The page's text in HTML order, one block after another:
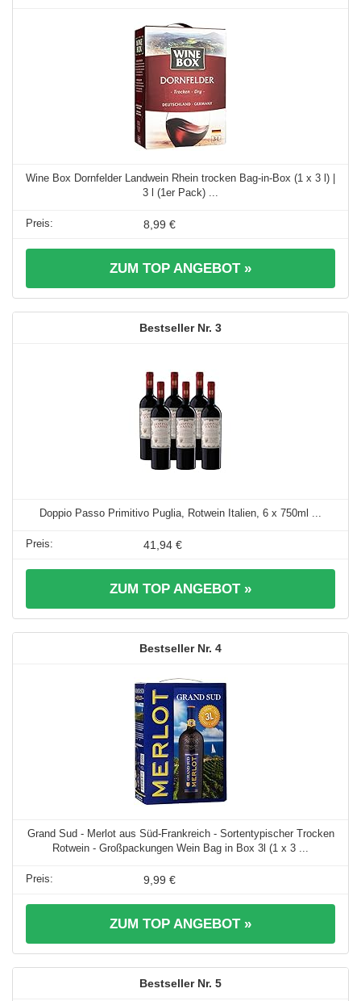
Wine Box Dornfelder Landwein Rhein trocken Bag-in-Box (1 x 3 l) |
3 l (1er Pack) ...
8,99 €
ZUM TOP ANGEBOT »
3
Doppio Passo Primitivo Puglia, Rotwein Italien, 6 x 750ml ...
41,94 €
ZUM TOP ANGEBOT »
4
Grand Sud - Merlot aus Süd-Frankreich - Sortentypischer Trocken
Rotwein - Großpackungen Wein Bag in Box 3l (1 x 3 ...
9,99 €
ZUM TOP ANGEBOT »
5